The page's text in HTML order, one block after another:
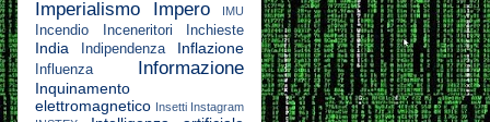
Imperialismo Impero IMU
Incendio Inceneritori Inchieste
India Indipendenza Inflazione
Influenza Informazione
Inquinamento
elettromagnetico Insetti Instagram